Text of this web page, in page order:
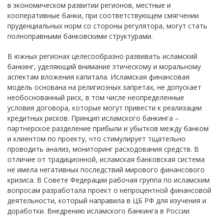
в экономическом развитии регионов, местные и
кооперативные банки, при соответствующем смягчении
пруденциальных норм со стороны регулятора, могут стать
полноправными банковскими структурами.
В южных регионах целесообразно развивать исламский
банкинг, уделяющий внимание этическому и моральному
аспектам вложения капитала. Исламская финансовая
модель основана на религиозных запретах, не допускает
необоснованный риск, в том числе неопределенные
условия договора, которые могут привести к реализации
кредитных рисков. Принцип исламского банкинга –
партнерское разделение прибыли и убытков между банком
и клиентом по проекту, что стимулирует тщательно
проводить анализ, мониторинг расходования средств. В
отличие от традиционной, исламская банковская система
не имела негативных последствий мирового финансового
кризиса. В Совете Федерации рабочая группа по исламским
вопросам разработала проект о непроцентной финансовой
деятельности, который направила в ЦБ РФ для изучения и
доработки. Внедрению исламского банкинга в России